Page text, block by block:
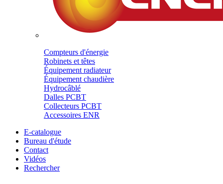
Compteurs d'énergie
Robinets et têtes
Équipement radiateur
Équipement chaudière
Hydrocâblé
Dalles PCBT
Collecteurs PCBT
Accessoires ENR
E-catalogue
Bureau d'étude
Contact
Vidéos
Rechercher